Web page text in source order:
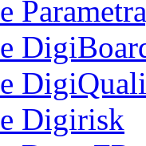
DigiQuali
Digirisk